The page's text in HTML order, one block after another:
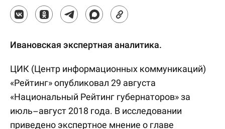
Ивановская экспертная аналитика.
ЦИК (Центр информационных коммуникаций)
«Рейтинг» опубликовал 29 августа
«Национальный Рейтинг губернаторов» за
июль–август 2018 года. В исследовании
приведено экспертное мнение о главе